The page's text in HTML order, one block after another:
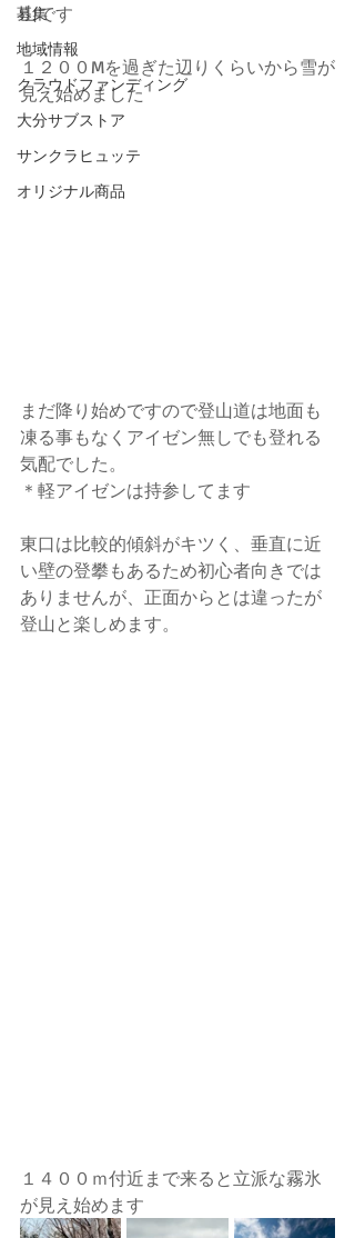
募集
地域情報
クラウドファンディング
大分サブストア
サンクラヒュッテ
オリジナル商品
山です
１２００Mを過ぎた辺りくらいから雪が
見え始めました
まだ降り始めですので登山道は地面も
凍る事もなくアイゼン無しでも登れる
気配でした。
＊軽アイゼンは持参してます
東口は比較的傾斜がキツく、垂直に近
い壁の登攀もあるため初心者向きでは
ありませんが、正面からとは違ったが
登山と楽しめます。
１４００ｍ付近まで来ると立派な霧氷
が見え始めます